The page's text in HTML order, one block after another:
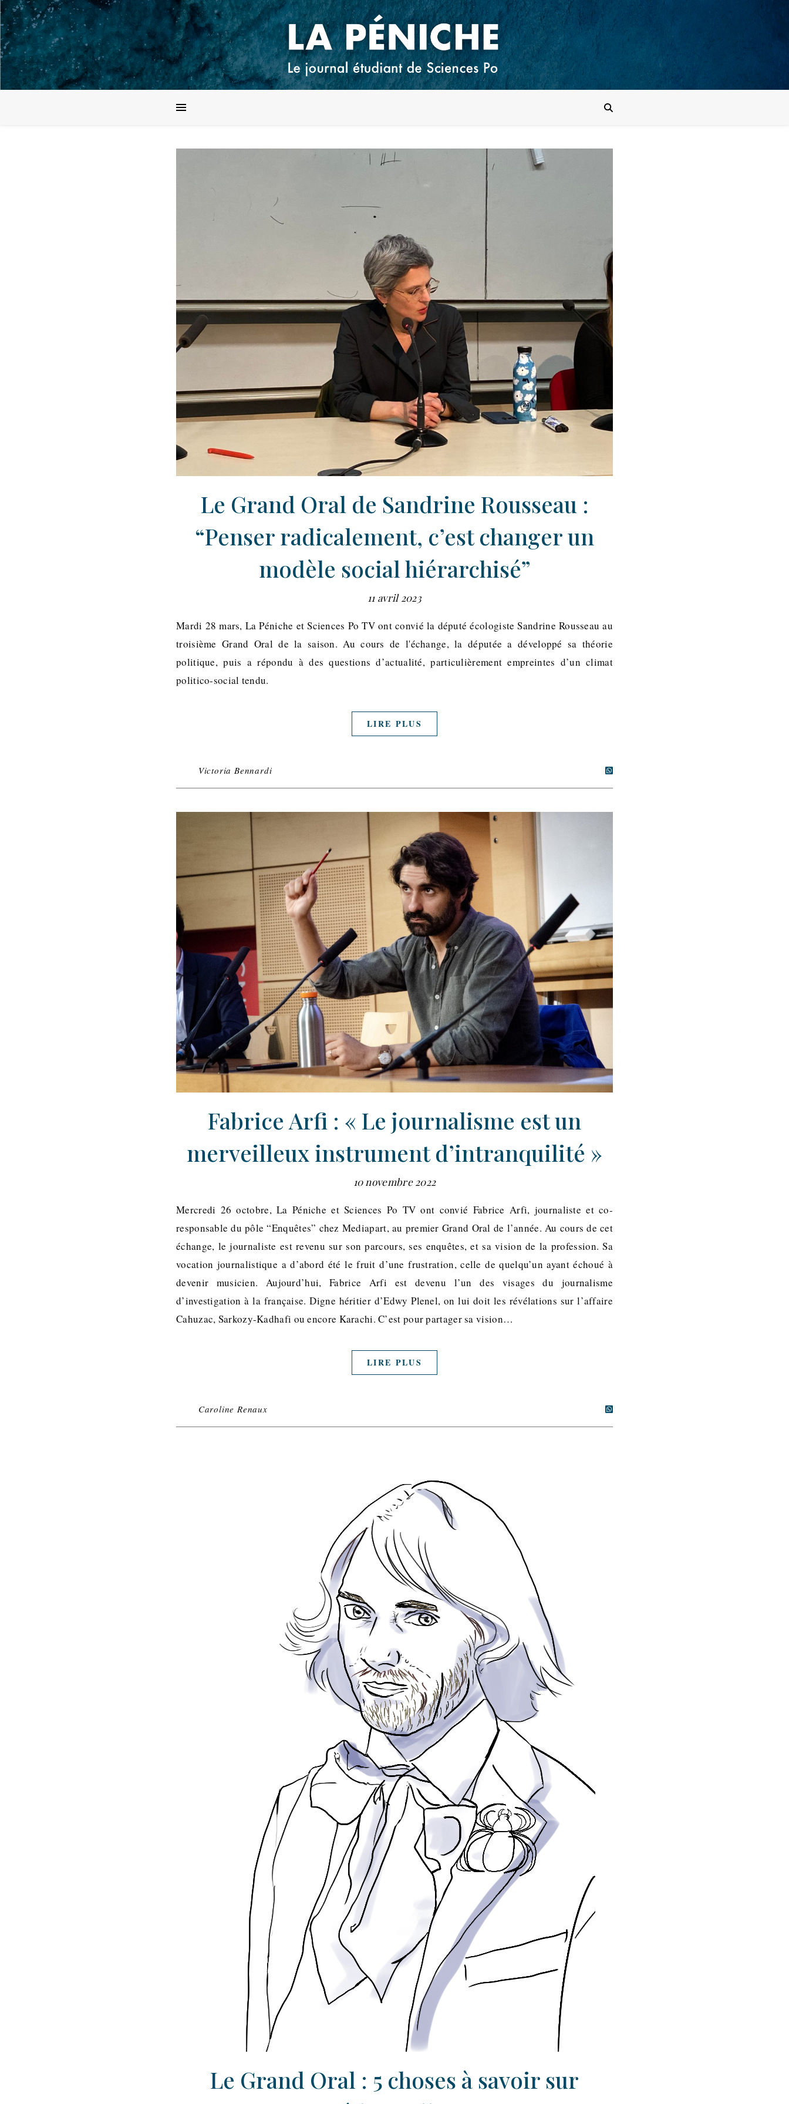
Le Grand Oral de Sandrine Rousseau :
“Penser radicalement, c’est changer un
modèle social hiérarchisé”
11 avril 2023
Mardi 28 mars, La Péniche et Sciences Po TV ont convié la député écologiste Sandrine Rousseau au
troisième Grand Oral de la saison. Au cours de l'échange, la députée a développé sa théorie
politique, puis a répondu à des questions d’actualité, particulièrement empreintes d’un climat
politico-social tendu.
LIRE PLUS
Victoria Bennardi
Fabrice Arfi : « Le journalisme est un
merveilleux instrument d’intranquilité »
10 novembre 2022
Mercredi 26 octobre, La Péniche et Sciences Po TV ont convié Fabrice Arfi, journaliste et co-
responsable du pôle “Enquêtes” chez Mediapart, au premier Grand Oral de l’année. Au cours de cet
échange, le journaliste est revenu sur son parcours, ses enquêtes, et sa vision de la profession. Sa
vocation journalistique a d’abord été le fruit d’une frustration, celle de quelqu’un ayant échoué à
devenir musicien. Aujourd’hui, Fabrice Arfi est devenu l’un des visages du journalisme
d’investigation à la française. Digne héritier d’Edwy Plenel, on lui doit les révélations sur l’affaire
Cahuzac, Sarkozy-Kadhafi ou encore Karachi. C’est pour partager sa vision…
LIRE PLUS
Caroline Renaux
Le Grand Oral : 5 choses à savoir sur